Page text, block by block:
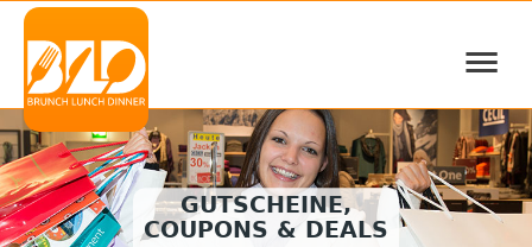
≡
GUTSCHEINE,
COUPONS & DEALS